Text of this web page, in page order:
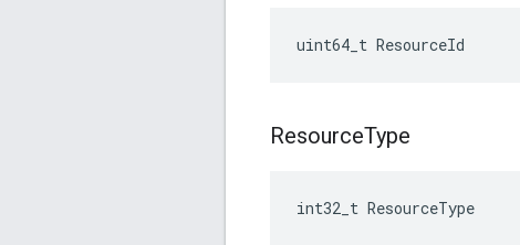
uint64_t ResourceId
ResourceType
int32_t ResourceType